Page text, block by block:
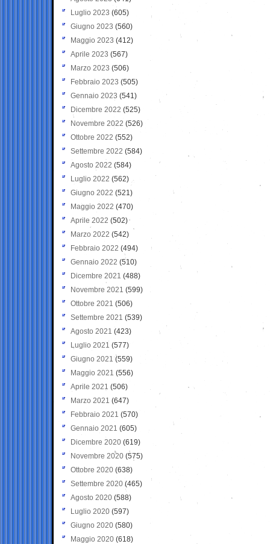
Luglio 2023 (605)
Giugno 2023 (560)
Maggio 2023 (412)
Aprile 2023 (567)
Marzo 2023 (506)
Febbraio 2023 (505)
Gennaio 2023 (541)
Dicembre 2022 (525)
Novembre 2022 (526)
Ottobre 2022 (552)
Settembre 2022 (584)
Agosto 2022 (584)
Luglio 2022 (562)
Giugno 2022 (521)
Maggio 2022 (470)
Aprile 2022 (502)
Marzo 2022 (542)
Febbraio 2022 (494)
Gennaio 2022 (510)
Dicembre 2021 (488)
Novembre 2021 (599)
Ottobre 2021 (506)
Settembre 2021 (539)
Agosto 2021 (423)
Luglio 2021 (577)
Giugno 2021(559)
Maggio 2021 (556)
Aprile 2021 (506)
Marzo 2021 (647)
Febbraio 2021 (570)
Gennaio 2021 (605)
Dicembre 2020 (619)
Novembre 2020 (575)
Ottobre 2020 (638)
Settembre 2020(465)
Agosto 2020 (588)
Luglio 2020 (597)
Giugno 2020 (580)
Maggio 2020 (618)